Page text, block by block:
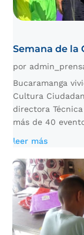
Semana de la
por
Bucaramanga
Cultura
directora
más de 40
leer más